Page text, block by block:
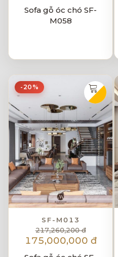
Sofa gỗ óc chó SF-
M058
-20%
SF-M013
217,260,200 đ
175,000,000 đ